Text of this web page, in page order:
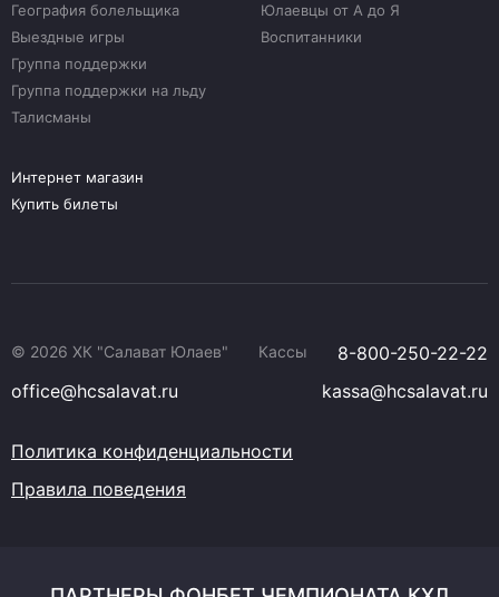
География болельщика
Выездные игры
Группа поддержки
Группа поддержки на льду
Талисманы
Юлаевцы от А до Я
Воспитанники
Интернет магазин
Купить билеты
© 2026 ХК "Салават Юлаев" Кассы
8-800-250-22-22
office@hcsalavat.ru
kassa@hcsalavat.ru
Политика конфиденциальности
Правила поведения